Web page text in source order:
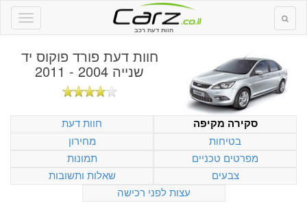
חוות דעת רכב
חוות דעת פורד פוקוס יד
שנייה 2004 - 2011
סקירה מקיפה
חוות דעת
בטיחות
מחירון
מפרטים טכניים
תמונות
צבעים
שאלות ותשובות
עצות לפני רכישה